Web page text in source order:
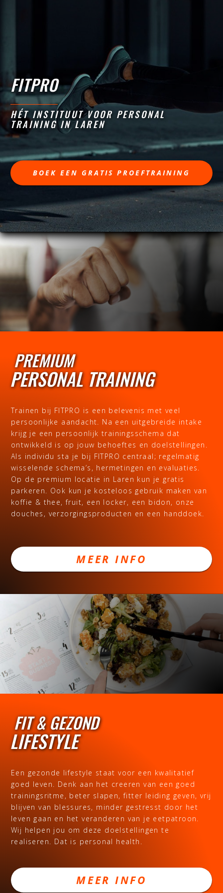
FITPRO
HÉT INSTITUUT VOOR PERSONAL
TRAINING IN LAREN
BOEK EEN GRATIS PROEFTRAINING
Trainen bij FITPRO is een belevenis met veel
persoonlijke aandacht. Na een uitgebreide intake
krijg je een persoonlijk trainingsschema dat
ontwikkeld is op jouw behoeftes en doelstellingen.
Als individu sta je bij FITPRO centraal; regelmatig
wisselende schema’s, hermetingen en evaluaties.
Op de premium locatie in Laren kun je gratis
parkeren. Ook kun je kosteloos gebruik maken van
koffie & thee, fruit, een locker, een bidon, onze
douches, verzorgingsproducten en een handdoek.
MEER INFO
PREMIUM
PERSONAL TRAINING
Een gezonde lifestyle staat voor een kwalitatief
goed leven. Denk aan het creeren van een goed
trainingsritme, beter slapen, fitter leiding geven, vrij
blijven van blessures, minder gestresst door het
leven gaan en het veranderen van je eetpatroon.
Wij helpen jou om deze doelstellingen te
realiseren. Dat is personal health.
MEER INFO
FIT & GEZOND
LIFESTYLE